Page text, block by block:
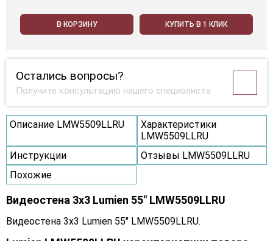
В КОРЗИНУ КУПИТЬ В 1 КЛИК
Остались вопросы?
Получите консультацию нашего специалиста
Описание LMW5509LLRU
Характеристики
LMW5509LLRU
Инструкции
Отзывы LMW5509LLRU
Похожие
Видеостена 3x3 Lumien 55" LMW5509LLRU
Видеостена 3x3 Lumien 55" LMW5509LLRU.